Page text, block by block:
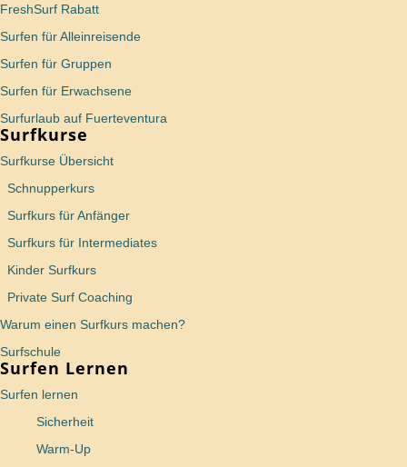
FreshSurf Rabatt
Surfen für Alleinreisende
Surfen für Gruppen
Surfen für Erwachsene
Surfurlaub auf Fuerteventura
Surfkurse
Surfkurse Übersicht
Schnupperkurs
Surfkurs für Anfänger
Surfkurs für Intermediates
Kinder Surfkurs
Private Surf Coaching
Warum einen Surfkurs machen?
Surfschule
Surfen Lernen
Surfen lernen
Sicherheit
Warm-Up